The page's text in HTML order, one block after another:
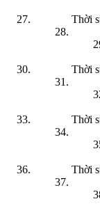
Thời
Thời
Thời
Thời